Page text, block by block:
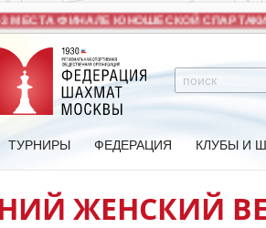
ФИНАЛЕ ЮНОШЕСКОЙ
ТУРНИРЫ ФЕДЕРАЦИЯ КЛУБЫ И
ЖЕНСКИЙ